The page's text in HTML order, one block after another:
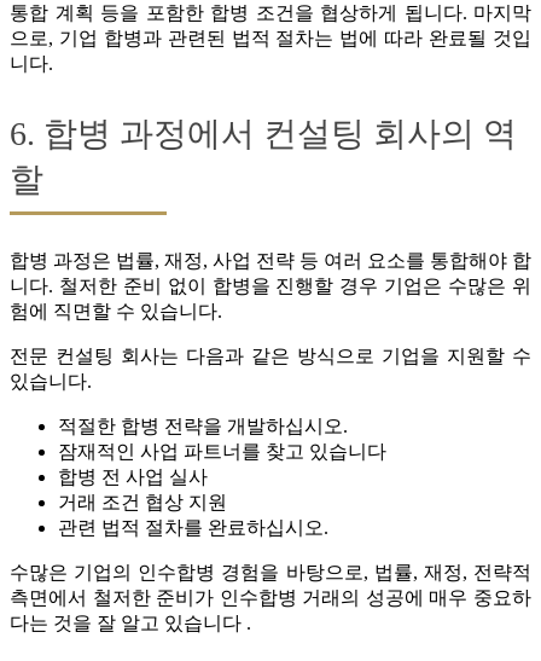
통합 계획 등을 포함한 합병 조건을 협상하게 됩니다. 마지막
으로, 기업 합병과 관련된 법적 절차는 법에 따라 완료될 것입
니다.
6. 합병 과정에서 컨설팅 회사의 역
할
합병 과정은 법률, 재정, 사업 전략 등 여러 요소를 통합해야 합
니다. 철저한 준비 없이 합병을 진행할 경우 기업은 수많은 위
험에 직면할 수 있습니다.
전문 컨설팅 회사는 다음과 같은 방식으로 기업을 지원할 수
있습니다.
적절한 합병 전략을 개발하십시오.
잠재적인 사업 파트너를 찾고 있습니다
합병 전 사업 실사
거래 조건 협상 지원
관련 법적 절차를 완료하십시오.
수많은 기업의 인수합병 경험을 바탕으로, 법률, 재정, 전략적
측면에서 철저한 준비가 인수합병 거래의 성공에 매우 중요하
다는 것을 잘 알고 있습니다 .